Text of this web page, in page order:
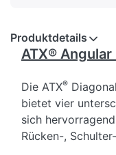
Produktdetails
ATX®
Die ATX®
bietet vier
sich
Rücken-,